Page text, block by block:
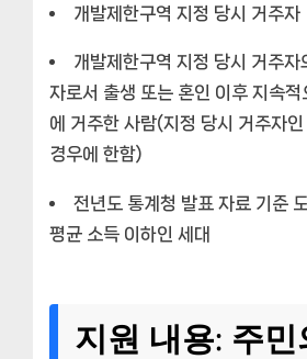
개발제한구역 지정 당시 거주자
개발제한구역 지정 당시 거주자
자로서 출생 또는 혼인 이후 지속적
에 거주한 사람(지정 당시 거주자
경우에 한함)
전년도 통계청 발표 자료 기준
평균 소득 이하인 세대
지원 내용: 주민